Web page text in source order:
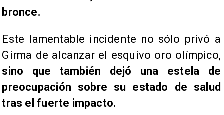
bronce.
Este lamentable incidente no sólo privó a
Girma de alcanzar el esquivo oro olímpico,
sino que también dejó una estela de
preocupación sobre su estado de salud
tras el fuerte impacto.